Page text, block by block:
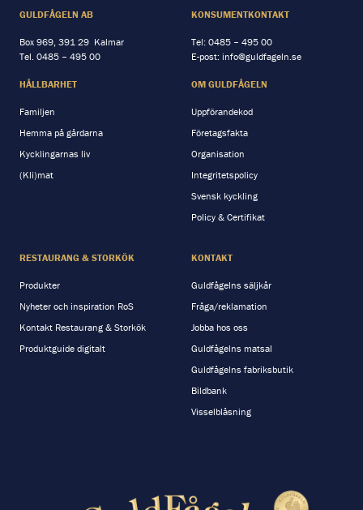
GULDFÅGELN AB
Box 969, 391 29 Kalmar
Tel. 0485 – 495 00
KONSUMENTKONTAKT
Tel: 0485 – 495 00
E-post: info@guldfageln.se
HÅLLBARHET
Familjen
Hemma på gårdarna
Kycklingarnas liv
(Kli)mat
OM GULDFÅGELN
Uppförandekod
Företagsfakta
Organisation
Integritetspolicy
Svensk kyckling
Policy & Certifikat
RESTAURANG & STORKÖK
Produkter
Nyheter och inspiration RoS
Kontakt Restaurang & Storkök
Produktguide digitalt
KONTAKT
Guldfågelns säljkår
Fråga/reklamation
Jobba hos oss
Guldfågelns matsal
Guldfågelns fabriksbutik
Bildbank
Visselblåsning